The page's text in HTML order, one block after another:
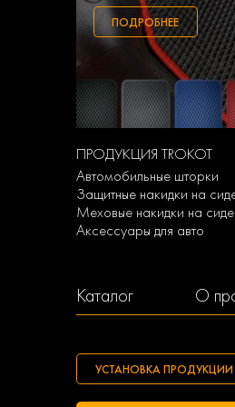
ПОДРОБНЕЕ
ПРОДУКЦИЯ TROKOT
Автомобильные шторки
Защитные накидки на
Меховые накидки на
Аксессуары для авто
Каталог О
УСТАНОВКА ПРОДУКЦИИ